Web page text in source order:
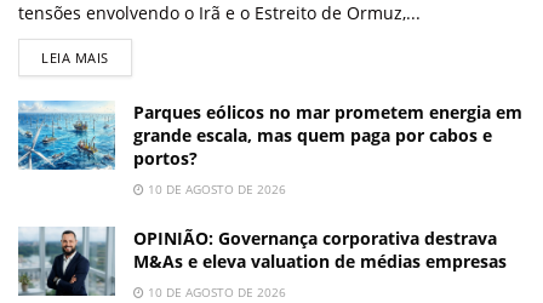
tensões envolvendo o Irã e o Estreito de Ormuz,...
LEIA MAIS
Parques eólicos no mar prometem energia em
grande escala, mas quem paga por cabos e
portos?
10 DE AGOSTO DE 2026
OPINIÃO: Governança corporativa destrava
M&As e eleva valuation de médias empresas
10 DE AGOSTO DE 2026